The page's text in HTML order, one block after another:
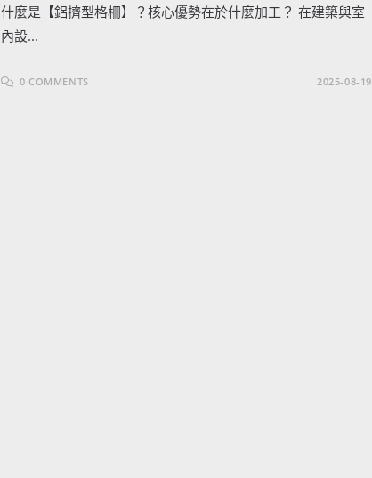
什麼是【鋁擠型格柵】？核心優勢在於什麼加工？ 在建築與室
內設...
0 COMMENTS 2025-08-19